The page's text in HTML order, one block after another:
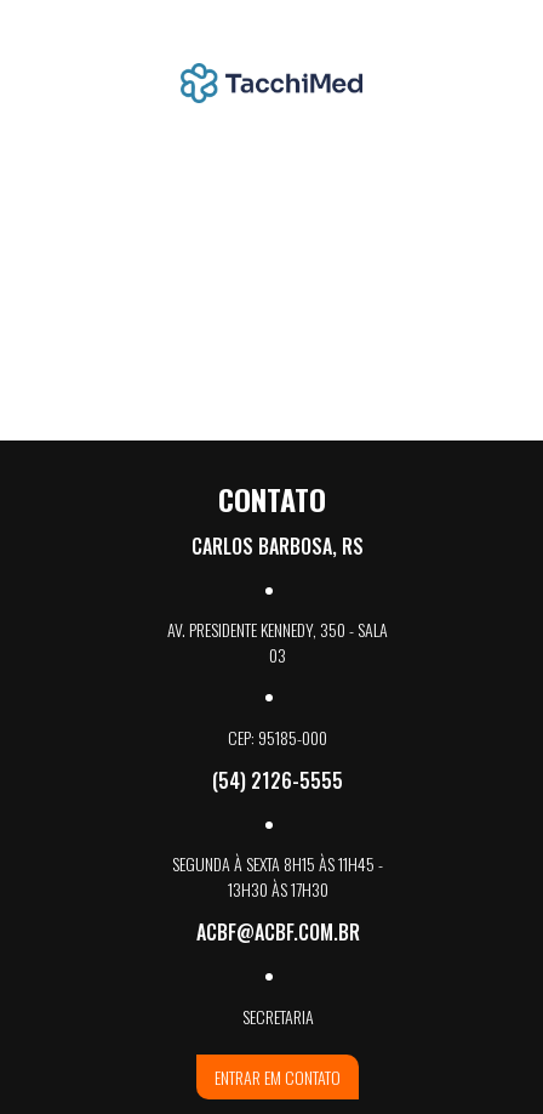
CONTATO
CARLOS BARBOSA, RS
AV. PRESIDENTE KENNEDY, 350 - SALA
03
CEP: 95185-000
(54) 2126-5555
SEGUNDA À SEXTA 8H15 ÀS 11H45 -
13H30 ÀS 17H30
ACBF@ACBF.COM.BR
SECRETARIA
ENTRAR EM CONTATO